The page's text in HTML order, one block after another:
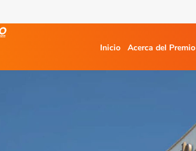
Inicio Acerca del Premio